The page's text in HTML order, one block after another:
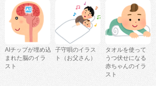
AIチップが埋め込
まれた脳のイラ
スト
子守唄のイラス
ト（お父さん）
タオルを使って
うつ伏せになる
赤ちゃんのイラ
スト